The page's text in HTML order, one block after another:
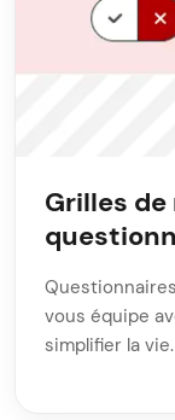
Grilles
vous équipe
simplifier la vie.